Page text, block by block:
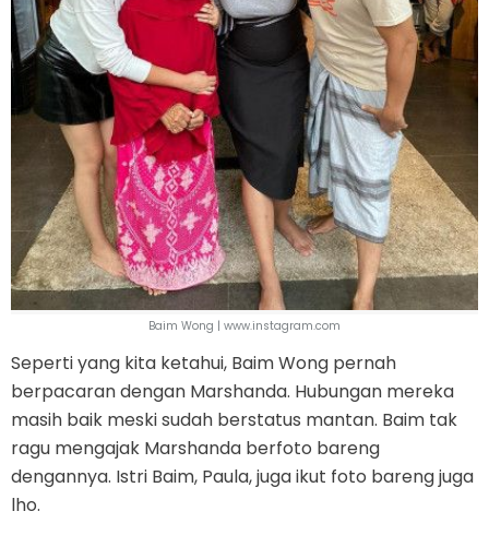
Baim Wong | www.instagram.com
Seperti yang kita ketahui, Baim Wong pernah
berpacaran dengan Marshanda. Hubungan mereka
masih baik meski sudah berstatus mantan. Baim tak
ragu mengajak Marshanda berfoto bareng
dengannya. Istri Baim, Paula, juga ikut foto bareng juga
lho.